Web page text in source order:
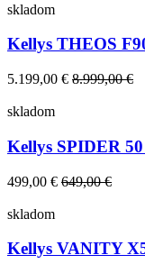
skladom
Kellys THEOS
5.199,00 € 8.999,00 €
skladom
Kellys SPIDER
499,00 € 649,00 €
skladom
Kellys VANITY